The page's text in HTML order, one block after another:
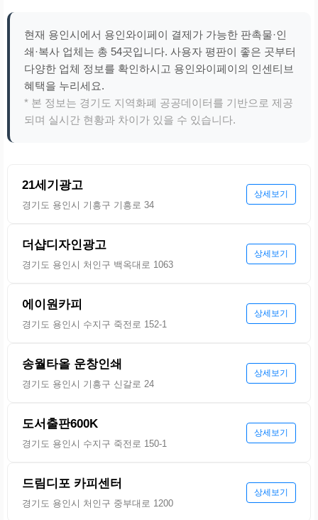
현재 용인시에서 용인와이페이 결제가 가능한 판촉물·인
쇄·복사 업체는 총 54곳입니다. 사용자 평판이 좋은 곳부터
다양한 업체 정보를 확인하시고 용인와이페이의 인센티브
혜택을 누리세요.
* 본 정보는 경기도 지역화폐 공공데이터를 기반으로 제공
되며 실시간 현황과 차이가 있을 수 있습니다.
21세기광고
경기도 용인시 기흥구 기흥로 34
상세보기
더샵디자인광고
경기도 용인시 처인구 백옥대로 1063
상세보기
에이원카피
경기도 용인시 수지구 죽전로 152-1
상세보기
송월타올 운창인쇄
경기도 용인시 기흥구 신갈로 24
상세보기
도서출판600K
경기도 용인시 수지구 죽전로 150-1
상세보기
드림디포 카피센터
경기도 용인시 처인구 중부대로 1200
상세보기